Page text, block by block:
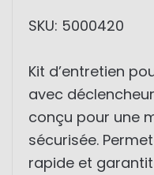
SKU: 5000420
Kit d’entretien
avec
conçu pour une
sécurisée.
rapide et